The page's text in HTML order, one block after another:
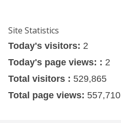
Site Statistics
Today's visitors: 2
Today's page views: : 2
Total visitors : 529,865
Total page views: 557,710